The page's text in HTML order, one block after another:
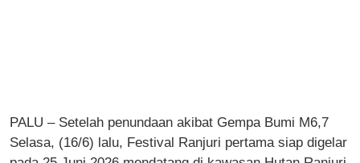
PALU – Setelah penundaan akibat Gempa Bumi M6,7
Selasa, (16/6) lalu, Festival Ranjuri pertama siap digelar